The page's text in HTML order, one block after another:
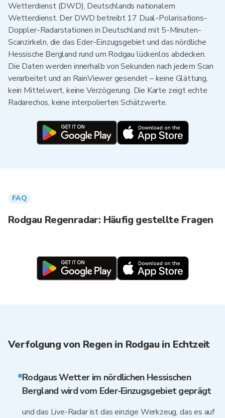
Wetterdienst (DWD), Deutschlands nationalem
Wetterdienst. Der DWD betreibt 17 Dual-Polarisations-
Doppler-Radarstationen in Deutschland mit 5-Minuten-
Scanzirkeln, die das Eder-Einzugsgebiet und das nördliche
Hessische Bergland rund um Rodgau lückenlos abdecken.
Die Daten werden innerhalb von Sekunden nach jedem Scan
verarbeitet und an RainViewer gesendet – keine Glättung,
kein Mittelwert, keine Verzögerung. Die Karte zeigt echte
Radarechos, keine interpolierten Schätzwerte.
FAQ
Rodgau Regenradar: Häufig gestellte Fragen
Verfolgung von Regen in Rodgau in Echtzeit
Rodgaus Wetter im nördlichen Hessischen
Bergland wird vom Eder-Einzugsgebiet geprägt
und das Live-Radar ist das einzige Werkzeug, das es auf